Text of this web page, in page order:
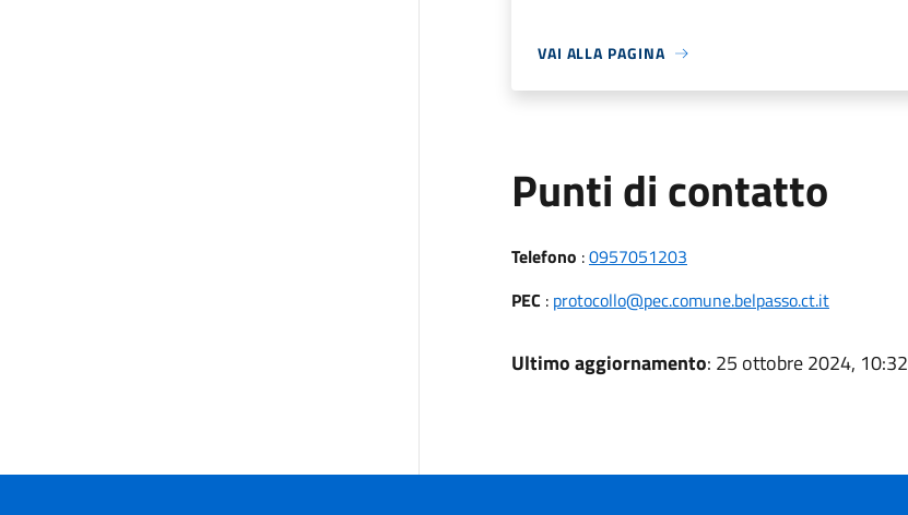
VAI ALLA PAGINA
Punti di contatto
Telefono :0957051203
PEC : protocollo@pec.comune.belpasso.ct.it
Ultimo aggiornamento: 25 ottobre 2024, 10:32